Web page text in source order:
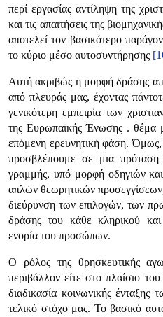
περί εργασίας αντίληψη της
και τις απαιτήσεις της
αποτελεί τον βασικότερο
το κύριο μέσο αυτοσυντήρησης
Αυτή ακριβώς η μορφή δράσης
από πλευράς μας, έχοντας
γενικότερη εμπειρία των
της Ευρωπαϊκής Ένωσης . θέμα
επόμενη ερευνητική φάση.
προσβλέπουμε σε μια πρόταση
γραμμής, υπό μορφή οδηγιών
απλών θεωρητικών
διεύρυνση των επιλογών, των
δράσης του κάθε κληρικού
ενορία του προσώπων.
Ο ρόλος της θρησκευτικής
περιβάλλον είτε στο πλαίσιο
διαδικασία κοινωνικής
τελικό στόχο μας. Το βασικό